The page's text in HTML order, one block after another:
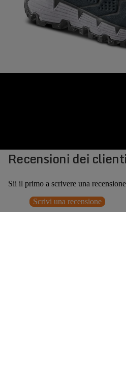
Recensioni dei clienti
Sii il primo a scrivere una recensione
Scrivi una recensione